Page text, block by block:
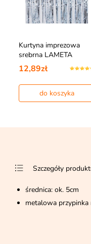
Kurtyna imprezowa
srebrna LAMETA
12,89zł
do koszyka
Szczegóły
średnica: ok. 5cm
metalowa